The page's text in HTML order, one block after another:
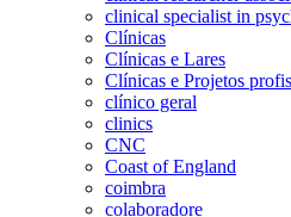
clinical specialist in
Clínicas
Clínicas e Lares
Clínicas e Projetos
clínico geral
clinics
CNC
Coast of England
coimbra
colaboradore